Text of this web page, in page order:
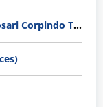
Lowongan Kerja PT Nippon Indosari Corpindo Tbk. Bulan Agustus 2026